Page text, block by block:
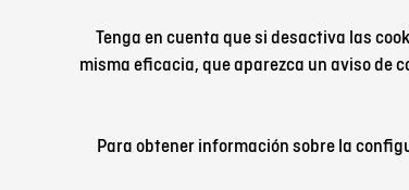
Tenga en cuenta que si desactiva las
misma eficacia, que aparezca un aviso de
Para obtener información sobre la